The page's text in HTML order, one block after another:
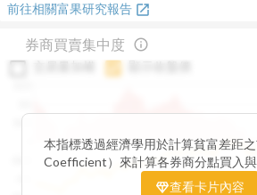
前往相關富果研究報告 open_in_new
券商買賣集中度 info_outline
本指標透過經濟學用於計算貧富差距
Coefficient）來計算各券商分點買入
集中程度。可做為籌碼面分析的一個重
查看卡片內容